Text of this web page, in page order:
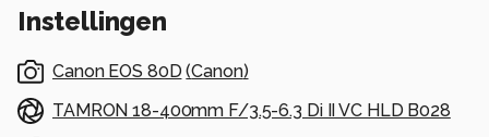
Instellingen
Canon EOS 80D (Canon)
TAMRON 18-400mm F/3.5-6.3 Di II VC HLD B028